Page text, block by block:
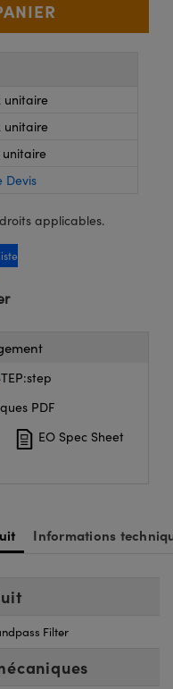
unitaire
unitaire
unitaire
Devis
applicables.
PDF
EO Spec Sheet
Informations
Filter